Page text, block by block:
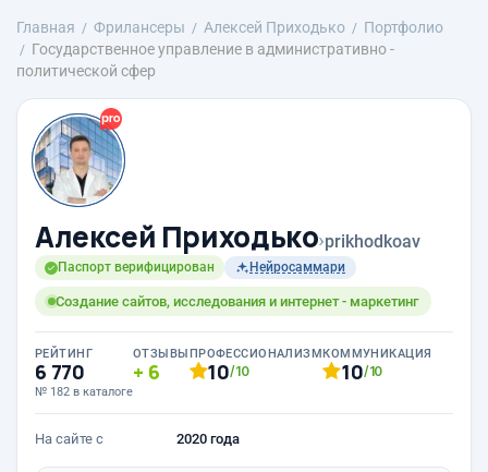
Главная Фрилансеры Алексей Приходько
Портфолио
Государственное управление в административно -
политической сфер
Алексей Приходько›prikhodkoav
Паспорт верифицирован Нейросаммари
Создание сайтов, исследования и интернет - маркетинг
РЕЙТИНГ
6 770
№ 182 в каталоге
ОТЗЫВЫ
6
ПРОФЕССИОНАЛИЗМ
10/10
КОММУНИКАЦИЯ
10/10
На сайте с 2020 года